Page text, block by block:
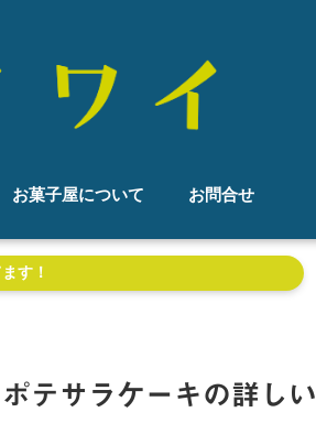
お菓子屋について お問合せ
す！
テサラケーキの詳しい